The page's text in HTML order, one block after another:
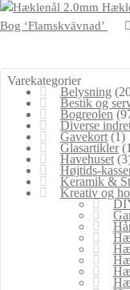
Bog ‘Flamskvävnad’
Varekategorier
Belysning
Bestik og
Bogreolen
Diverse
Gavekort (1)
Glasartikler
Havehuset
Højtids-
Keramik &
Kreativ og